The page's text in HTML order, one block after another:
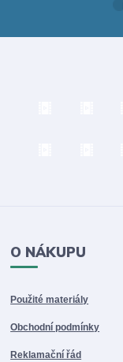
O NÁKUPU
Použité materiály
Obchodní podmínky
Reklamační řád